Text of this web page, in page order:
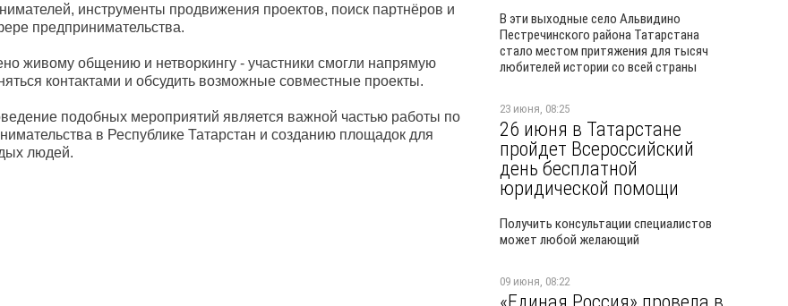
инструменты продвижения проектов, поиск партнёров и
предпринимательства.
живому общению и нетворкингу - участники смогли напрямую
контактами и обсудить возможные совместные проекты.
подобных мероприятий является важной частью работы по
в Республике Татарстан и созданию площадок для
людей.
В эти выходные село Альвидино
Пестречинского района Татарстана
стало местом притяжения для тысяч
любителей истории со всей страны
23 июня, 08:25
26 июня в Татарстане
пройдет Всероссийский
день бесплатной
юридической помощи
Получить консультации специалистов
может любой желающий
09 июня, 08:22